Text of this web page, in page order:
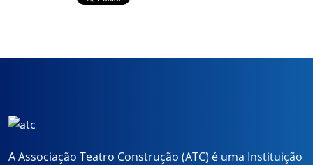
A Associação Teatro Construção (ATC) é uma Instituição